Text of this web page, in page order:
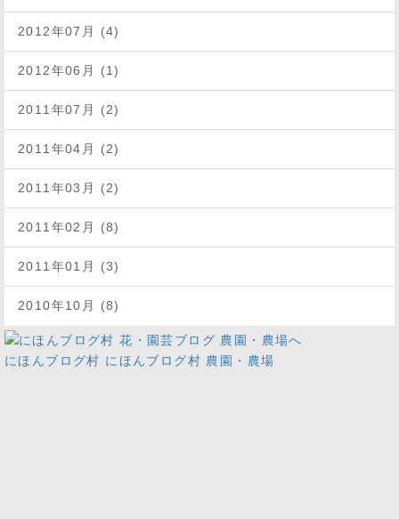
2012年07月 (4)
2012年06月 (1)
2011年07月 (2)
2011年04月 (2)
2011年03月 (2)
2011年02月 (8)
2011年01月 (3)
2010年10月 (8)
にほんブログ村 にほんブログ村 農園・農場